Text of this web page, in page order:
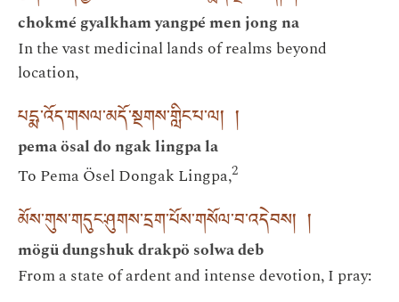
chokmé gyalkham yangpé men jong na
In the vast medicinal lands of realms beyond
location,
པདྨ་འོད་གསལ་མདོ་སྔགས་གླིང་པ་ལ། །
pema ösal do ngak lingpa la
To Pema Ösel Dongak Lingpa,2
མོས་གུས་གདུང་ཤུགས་དྲག་པོས་གསོལ་བ་འདེབས། །
mögü dungshuk drakpö solwa deb
From a state of ardent and intense devotion, I pray: